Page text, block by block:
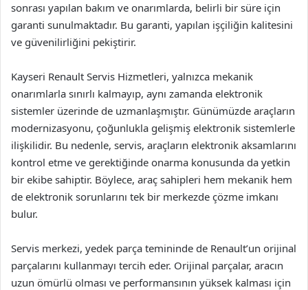
sonrası yapılan bakım ve onarımlarda, belirli bir süre için
garanti sunulmaktadır. Bu garanti, yapılan işçiliğin kalitesini
ve güvenilirliğini pekiştirir.
Kayseri Renault Servis Hizmetleri, yalnızca mekanik
onarımlarla sınırlı kalmayıp, aynı zamanda elektronik
sistemler üzerinde de uzmanlaşmıştır. Günümüzde araçların
modernizasyonu, çoğunlukla gelişmiş elektronik sistemlerle
ilişkilidir. Bu nedenle, servis, araçların elektronik aksamlarını
kontrol etme ve gerektiğinde onarma konusunda da yetkin
bir ekibe sahiptir. Böylece, araç sahipleri hem mekanik hem
de elektronik sorunlarını tek bir merkezde çözme imkanı
bulur.
Servis merkezi, yedek parça temininde de Renault’un orijinal
parçalarını kullanmayı tercih eder. Orijinal parçalar, aracın
uzun ömürlü olması ve performansının yüksek kalması için